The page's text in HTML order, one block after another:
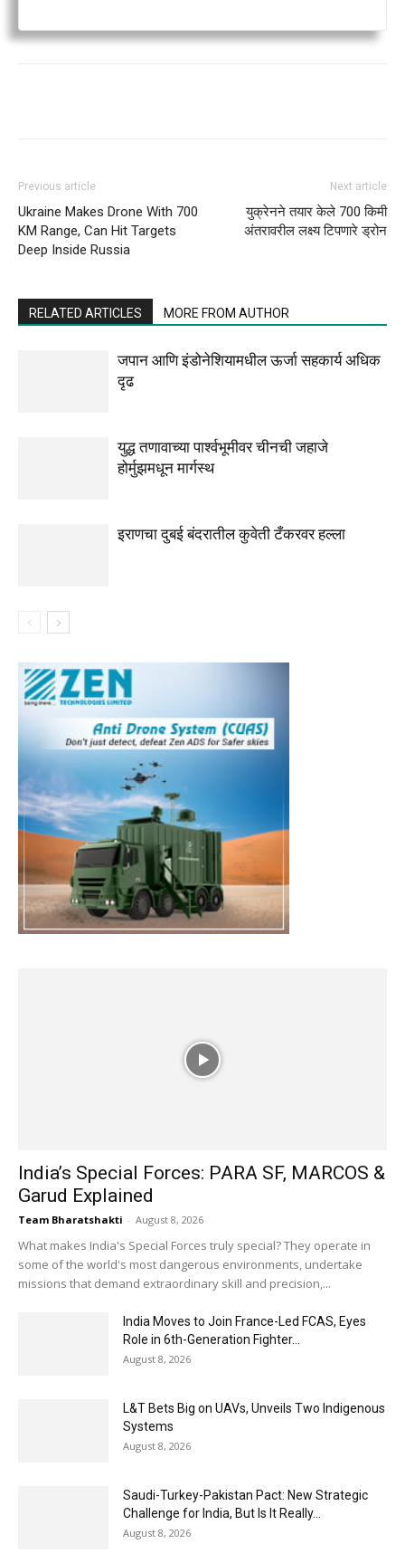
Previous article
Ukraine Makes Drone With 700
KM Range, Can Hit Targets
Deep Inside Russia
Next article
युक्रेनने तयार केले 700 किमी
अंतरावरील लक्ष्य टिपणारे ड्रोन
RELATED ARTICLES MORE FROM AUTHOR
जपान आणि इंडोनेशियामधील ऊर्जा सहकार्य अधिक
दृढ
युद्ध तणावाच्या पार्श्वभूमीवर चीनची जहाजे
होर्मुझमधून मार्गस्थ
इराणचा दुबई बंदरातील कुवेती टँकरवर हल्ला
India’s Special Forces: PARA SF, MARCOS &
Garud Explained
Team Bharatshakti - August 8, 2026
What makes India's Special Forces truly special? They operate in
some of the world's most dangerous environments, undertake
missions that demand extraordinary skill and precision,...
India Moves to Join France-Led FCAS, Eyes
Role in 6th-Generation Fighter...
August 8, 2026
L&T Bets Big on UAVs, Unveils Two Indigenous
Systems
August 8, 2026
Saudi-Turkey-Pakistan Pact: New Strategic
Challenge for India, But Is It Really...
August 8, 2026